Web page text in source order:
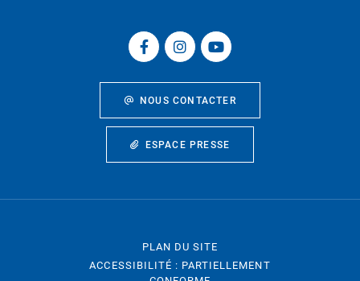
NOUS CONTACTER
ESPACE PRESSE
PLAN DU SITE
ACCESSIBILITÉ : PARTIELLEMENT